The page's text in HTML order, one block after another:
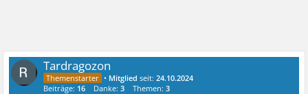
Tardragozon
• Mitglied seit:24.10.2024
Beiträge: 16 Danke:3 Themen:3